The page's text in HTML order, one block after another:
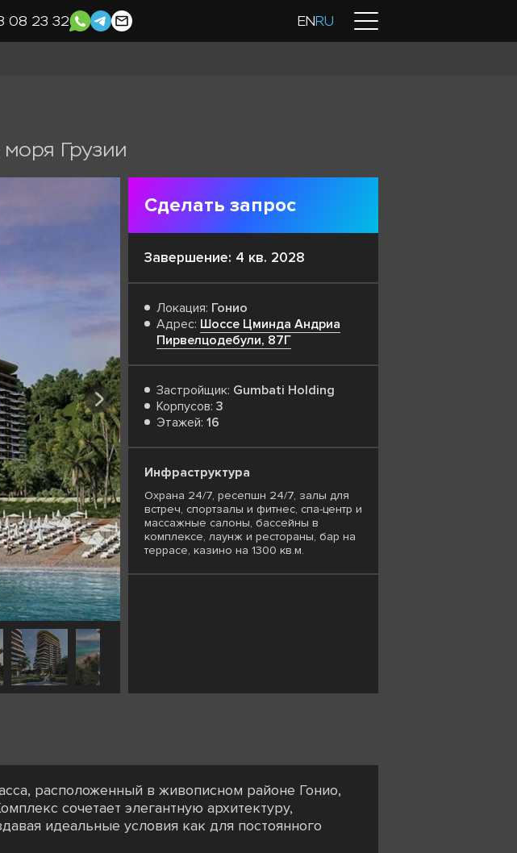
08 23 32 ENRU
Грузии
Сделать запрос
Завершение: 4 кв. 2028
Локация: Гонио
Адрес: Шоссе Цминда Андриа
Пирвелцодебули, 87Г
Застройщик: Gumbati Holding
Корпусов: 3
Этажей: 16
Инфраструктура
Охрана 24/7, ресепшн 24/7, залы для
встреч, спортзалы и фитнес, спа-центр и
массажные салоны, бассейны в
комплексе, лаунж и рестораны, бар на
террасе, казино на 1300 кв.м.
расположенный в живописном районе Гонио,
сочетает элегантную архитектуру,
идеальные условия как для постоянного